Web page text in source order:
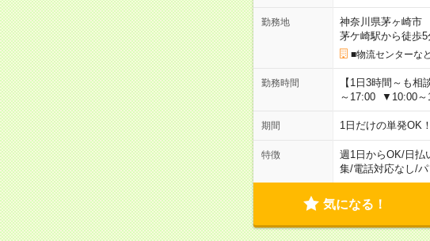
勤務地
神奈川県茅ヶ崎市
茅ケ崎駅から徒歩5
■物流センターな
勤務時間
【1日3時間～も
～17:00 ▼10:00～
期間 1日だけの単発OK
特徴 週1日からOK/日払
集/電話対応なし/パ
気になる！